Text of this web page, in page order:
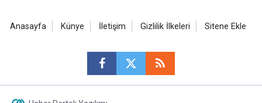
Anasayfa Künye İletişim Gizlilik İlkeleri Sitene Ekle